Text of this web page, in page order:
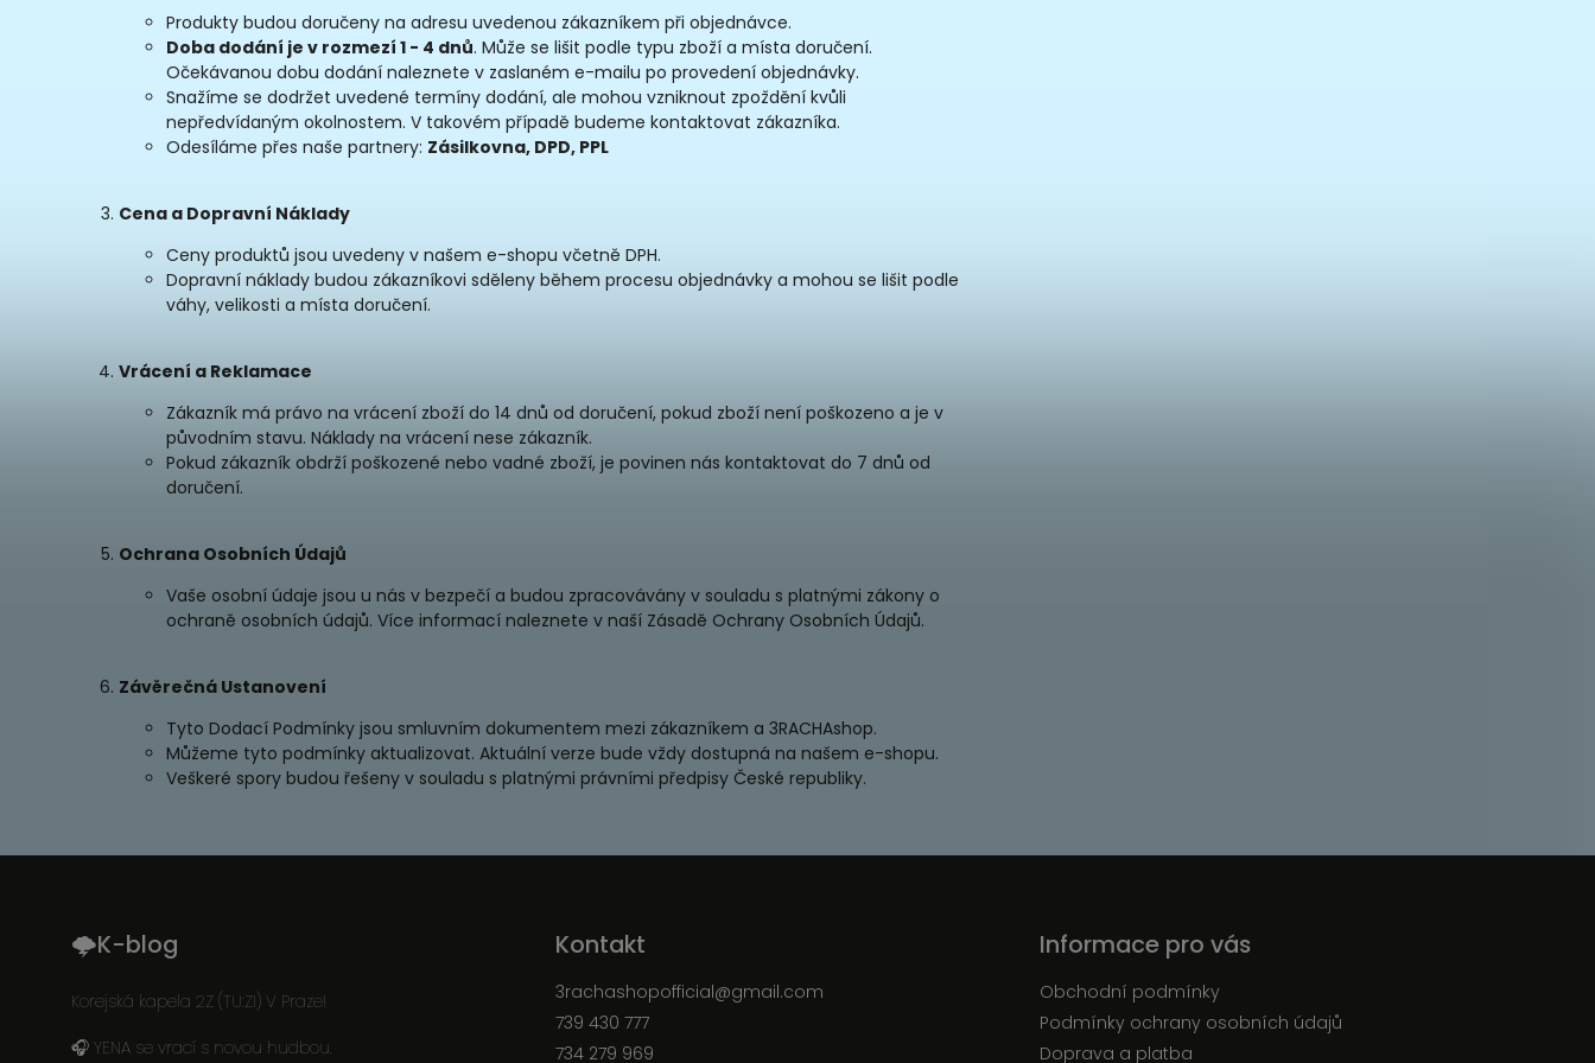
Produkty budou doručeny na adresu uvedenou zákazníkem při objednávce.
Doba dodání je v rozmezí 1 - 4 dnů. Může se lišit podle typu zboží a místa doručení.
Očekávanou dobu dodání naleznete v zaslaném e-mailu po provedení objednávky.
Snažíme se dodržet uvedené termíny dodání, ale mohou vzniknout zpoždění kvůli
nepředvídaným okolnostem. V takovém případě budeme kontaktovat zákazníka.
Odesíláme přes naše partnery: Zásilkovna, DPD, PPL
Cena a Dopravní Náklady
Ceny produktů jsou uvedeny v našem e-shopu včetně DPH.
Dopravní náklady budou zákazníkovi sděleny během procesu objednávky a mohou se lišit podle
váhy, velikosti a místa doručení.
Vrácení a Reklamace
Zákazník má právo na vrácení zboží do 14 dnů od doručení, pokud zboží není poškozeno a je v
původním stavu. Náklady na vrácení nese zákazník.
Pokud zákazník obdrží poškozené nebo vadné zboží, je povinen nás kontaktovat do 7 dnů od
doručení.
Ochrana Osobních Údajů
Vaše osobní údaje jsou u nás v bezpečí a budou zpracovávány v souladu s platnými zákony o
ochraně osobních údajů. Více informací naleznete v naší Zásadě Ochrany Osobních Údajů.
Závěrečná Ustanovení
Tyto Dodací Podmínky jsou smluvním dokumentem mezi zákazníkem a 3RACHAshop.
Můžeme tyto podmínky aktualizovat. Aktuální verze bude vždy dostupná na našem e-shopu.
Veškeré spory budou řešeny v souladu s platnými právními předpisy České republiky.
🌩K-blog
Korejská kapela 2Z (TU:ZI) V Praze!
🎧 YENA se vrací s novou hudbou.
Kontakt
3rachashopofficial@gmail.com
739 430 777
734 279 969
Informace pro vás
Obchodní podmínky
Podmínky ochrany osobních údajů
Doprava a platba